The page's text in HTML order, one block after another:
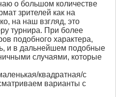
о большом количестве
зрителей как на
на наш взгляд, это
турнира. При более
подобного характера,
и в дальнейшем подобные
случаями, которые
квадратная/с
варианты с